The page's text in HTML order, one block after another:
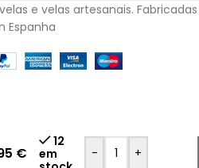
e velas artesanais. Fabricadas
Espanha
€
12
em
- +